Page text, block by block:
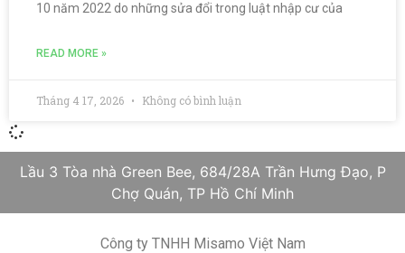
10 năm 2022 do những sửa đổi trong luật nhập cư của
READ MORE »
Tháng 4 17, 2026 Không có bình luận
Lầu 3 Tòa nhà Green Bee, 684/28A Trần Hưng Đạo, P
Chợ Quán, TP Hồ Chí Minh
Công ty TNHH Misamo Việt Nam